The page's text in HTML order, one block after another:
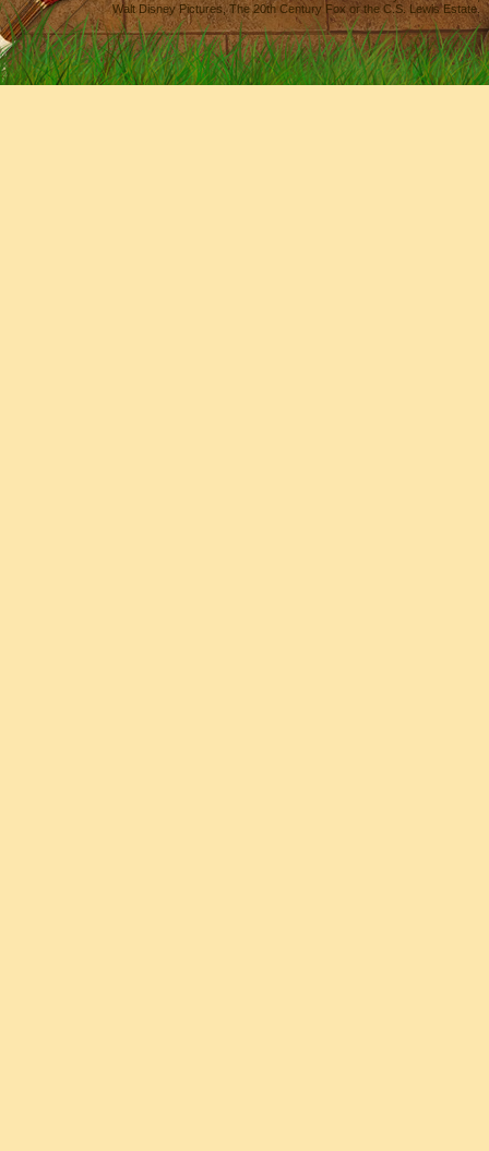
Walt Disney Pictures,The 20th Century Fox or the C.S. Lewis Estate.